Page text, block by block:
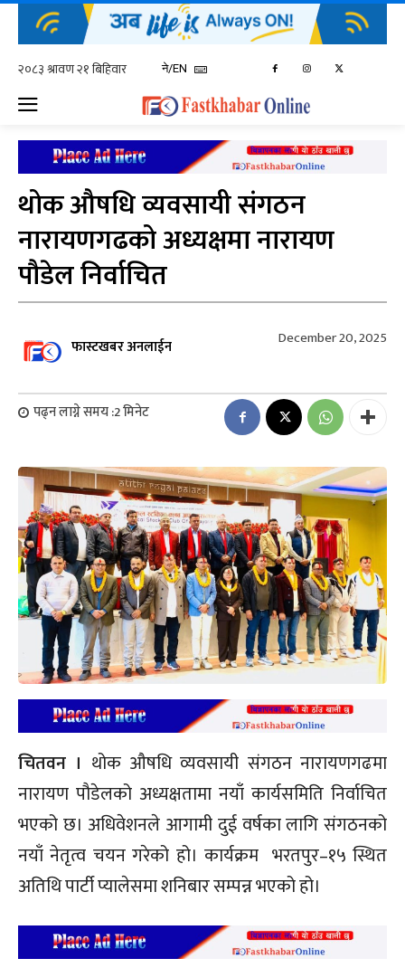
ने/EN
थोक औषधि व्यवसायी संगठन
नारायणगढको अध्यक्षमा नारायण
पौडेल निर्वाचित
फास्टखबर अनलाईन December 20, 2025
पढ्न लाग्ने समय :2मिनेट
चितवन । थोक औषधि व्यवसायी संगठन नारायणगढमा
नारायण पौडेलको अध्यक्षतामा नयाँ कार्यसमिति निर्वाचित
भएको छ। अधिवेशनले आगामी दुई वर्षका लागि संगठनको
नयाँ नेतृत्व चयन गरेको हो। कार्यक्रम भरतपुर–१५ स्थित
अतिथि पार्टी प्यालेसमा शनिबार सम्पन्न भएको हो।